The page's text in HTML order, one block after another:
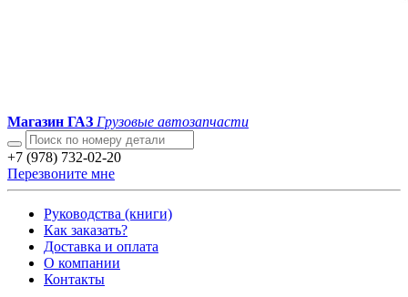
Магазин ГАЗ Грузовые автозапчасти
+7 (978) 732-02-20
Перезвоните мне
Руководства (книги)
Как заказать?
Доставка и оплата
О компании
Контакты